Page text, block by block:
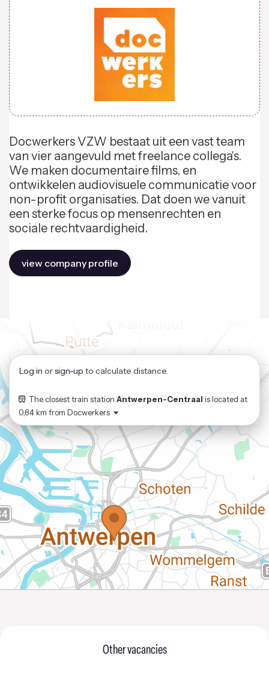
Docwerkers VZW bestaat uit een vast team
van vier aangevuld met freelance collega's.
We maken documentaire films, en
ontwikkelen audiovisuele communicatie voor
non-profit organisaties. Dat doen we vanuit
een sterke focus op mensenrechten en
sociale rechtvaardigheid.
view company profile
Log in orsign-up to calculate distance.
The closest train station Antwerpen-Centraal is located at
0,84 km from Docwerkers
Other vacancies